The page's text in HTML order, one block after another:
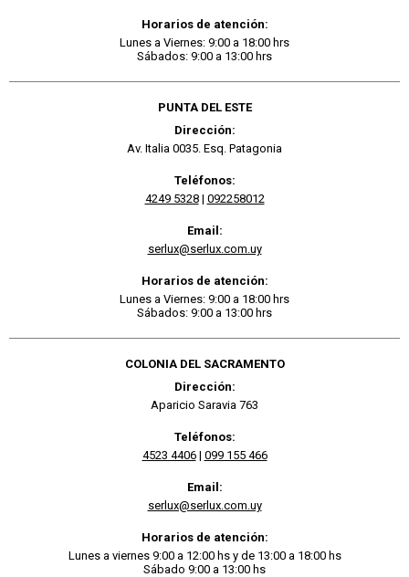
Horarios de atención:
Lunes a Viernes: 9:00 a 18:00 hrs
Sábados: 9:00 a 13:00 hrs
PUNTA DEL ESTE
Dirección:
Av. Italia 0035. Esq. Patagonia
Teléfonos:
4249 5328| 092258012
Email:
serlux@serlux.com.uy
Horarios de atención:
Lunes a Viernes: 9:00 a 18:00 hrs
Sábados: 9:00 a 13:00 hrs
COLONIA DEL SACRAMENTO
Dirección:
Aparicio Saravia 763
Teléfonos:
4523 4406| 099 155 466
Email:
serlux@serlux.com.uy
Horarios de atención:
Lunes a viernes 9:00 a 12:00 hs y de 13:00 a 18:00 hs
Sábado 9:00 a 13:00 hs